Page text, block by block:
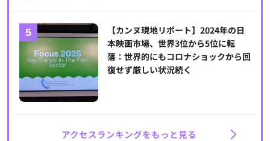
【カンヌ現地リポート】2024年の日
本映画市場、世界3位から5位に転
落：世界的にもコロナショックから回
復せず厳しい状況続く
アクセスランキングをもっと見る